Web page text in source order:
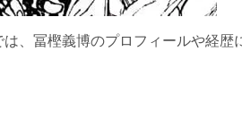
、冨樫義博のプロフィールや経歴